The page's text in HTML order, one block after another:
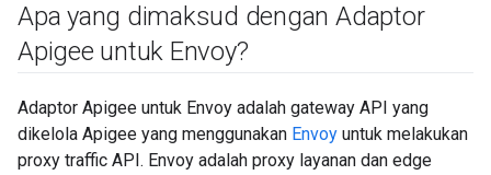
Apa yang dimaksud dengan Adaptor
Apigee untuk Envoy?
Adaptor Apigee untuk Envoy adalah gateway API yang
dikelola Apigee yang menggunakan Envoy untuk melakukan
proxy traffic API. Envoy adalah proxy layanan dan edge